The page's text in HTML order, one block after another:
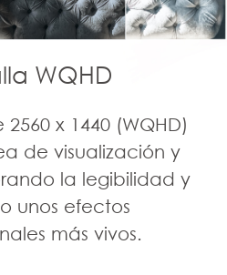
WQHD
x 1440 (WQHD)
de visualización y
la legibilidad y
unos efectos
más vivos.